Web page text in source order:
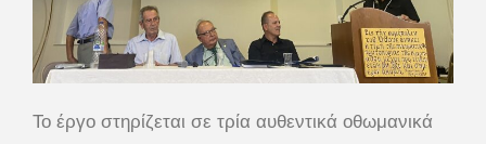
Το έργο στηρίζεται σε τρία αυθεντικά οθωμανικά